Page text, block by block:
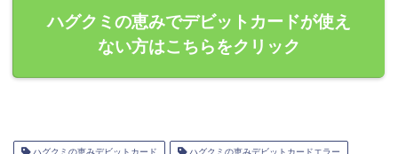
ハグクミの恵みでデビットカードが使え
ない方はこちらをクリック
ハグクミの恵みデビットカード ハグクミの恵みデビットカードエラー